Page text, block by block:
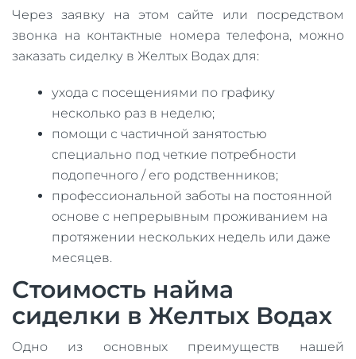
Через заявку на этом сайте или посредством
звонка на контактные номера телефона, можно
заказать сиделку в Желтых Водах для:
ухода с посещениями по графику
несколько раз в неделю;
помощи с частичной занятостью
специально под четкие потребности
подопечного / его родственников;
профессиональной заботы на постоянной
основе с непрерывным проживанием на
протяжении нескольких недель или даже
месяцев.
Стоимость найма
сиделки в Желтых Водах
Одно из основных преимуществ нашей